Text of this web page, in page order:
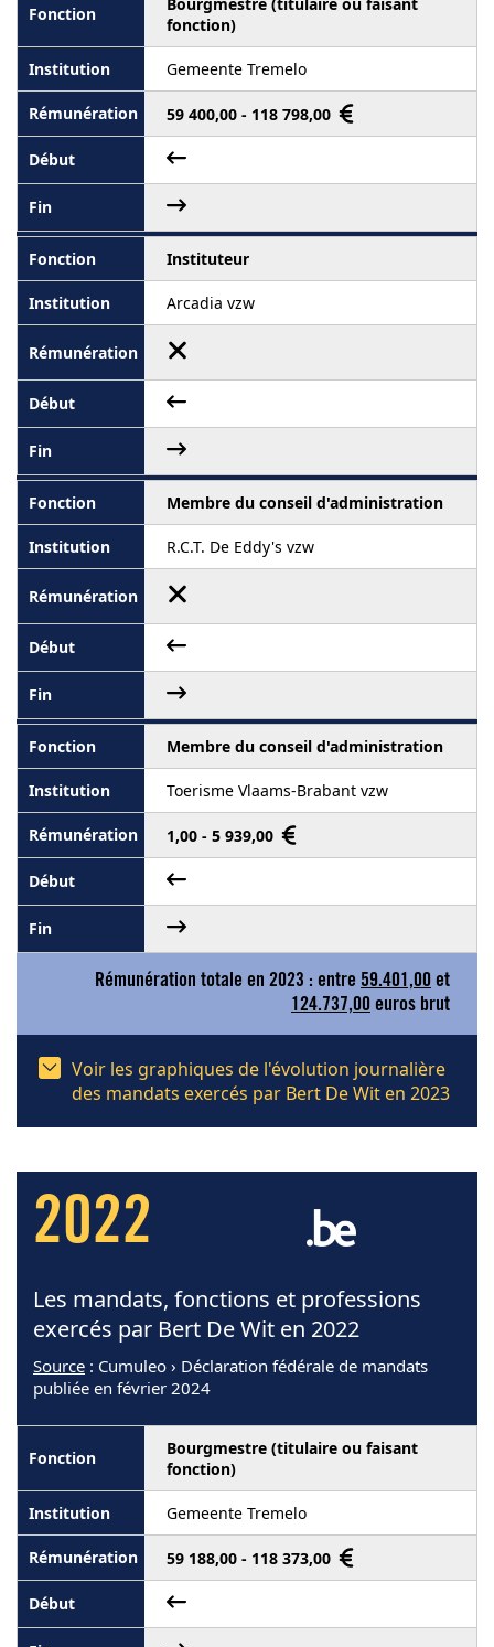
fonction)
Gemeente Tremelo
59 400,00 - 118 798,00
Instituteur
Arcadia vzw
Membre du conseil d'administration
R.C.T. De Eddy's vzw
Membre du conseil d'administration
Toerisme Vlaams-Brabant vzw
1,00 - 5 939,00
Rémunération totale en 2023 : entre 59.401,00 et
124.737,00 euros brut
Voir les graphiques de l'évolution journalière
des mandats exercés par Bert De Wit en 2023
2022
Les mandats, fonctions et professions
exercés par Bert De Wit en 2022
Source : Cumuleo › Déclaration fédérale de mandats
publiée en février 2024
Bourgmestre (titulaire ou faisant
fonction)
Gemeente Tremelo
59 188,00 - 118 373,00